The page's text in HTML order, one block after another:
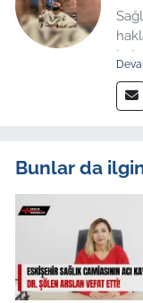
Bunlar da